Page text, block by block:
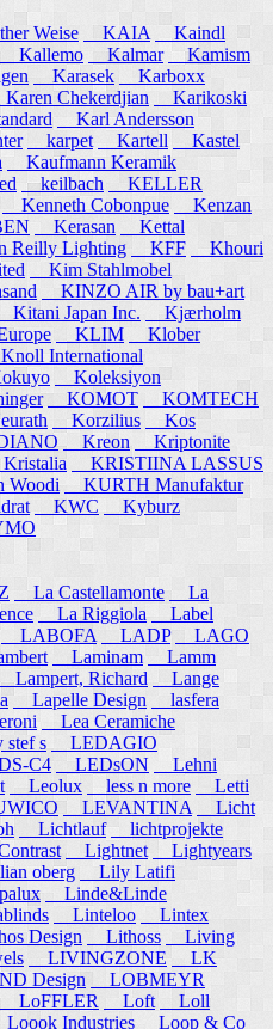
Weise KAIA
Kaindl
Kallemo Kalmar
Kamism
Karasek
Karboxx
Chekerdjian
Karikoski
Karl Andersson
karpet Kartell
Kastel
Kaufmann Keramik
keilbach
KELLER
Kenneth Cobonpue
Kenzan
Kerasan
Kettal
Lighting KFF
Khouri
Kim Stahlmobel
KINZO AIR by bau+art
Kitani Japan Inc.
Kjærholm
KLIM
Klober
International
Koleksiyon
KOMOT
KOMTECH
Korzilius
Kos
Kreon
Kriptonite
KRISTIINA LASSUS
Woodi
KURTH Manufaktur
KWC
Kyburz
La Castellamonte
La
La Riggiola
Label
LABOFA LADP
LAGO
Laminam
Lamm
Lampert, Richard
Lange
Lapelle Design
lasfera
Lea Ceramiche
stef s
LEDAGIO
C4 LEDsON
Lehni
Leolux less n more
Letti
LEVANTINA
Licht
Lichtlauf lichtprojekte
Lightnet
Lightyears
oberg
Lily Latifi
Linde&Linde
Linteloo
Lintex
Design Lithoss
Living
LIVINGZONE
LK
Design
LOBMEYR
LoFFLER Loft
Loll
Industries
Loop & Co